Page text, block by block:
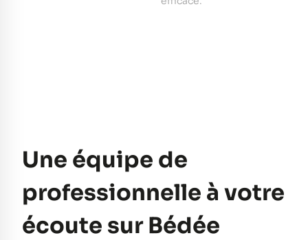
Une équipe de
professionnelle à votre
écoute sur Bédée